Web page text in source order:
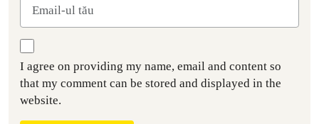
I agree on providing my name, email and content so
that my comment can be stored and displayed in the
website.